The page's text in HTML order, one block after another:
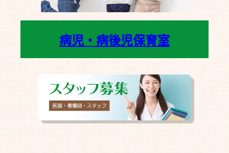
病児・病後児保育室